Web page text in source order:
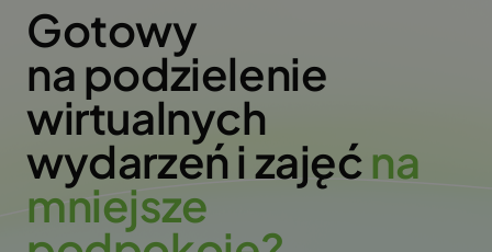
Gotowy
na podzielenie
wirtualnych
wydarzeń i zajęćna
mniejsze